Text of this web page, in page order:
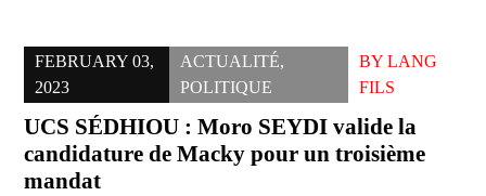
FEBRUARY 03,
2023
ACTUALITÉ,
POLITIQUE
BY LANG
FILS
UCS SÉDHIOU : Moro SEYDI valide la
candidature de Macky pour un troisième
mandat